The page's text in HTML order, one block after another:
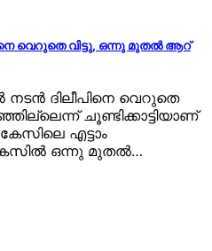
വെറുതെ വിട്ടു, ഒന്നു മുതൽ ആറ്
നടൻ ദിലീപിനെ വെറുതെ
ചൂണ്ടിക്കാട്ടിയാണ്
എട്ടാം
ഒന്നു മുതൽ…